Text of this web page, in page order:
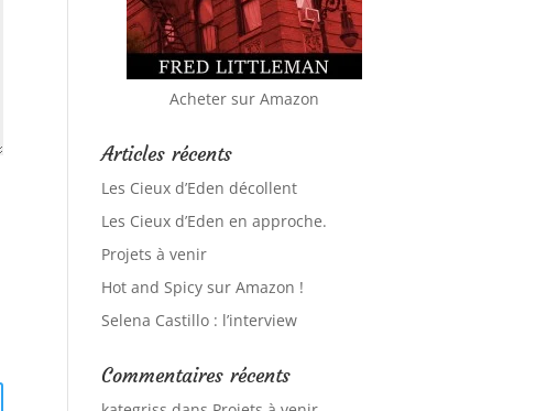
Acheter sur Amazon
Articles récents
Les Cieux d’Eden décollent
Les Cieux d’Eden en approche.
Projets à venir
Hot and Spicy sur Amazon !
Selena Castillo : l’interview
Commentaires récents